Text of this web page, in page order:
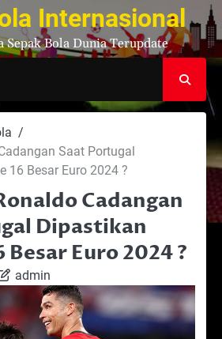
Internasional
Sepak Bola Dunia Terupdate
Saat Portugal
16 Besar Euro 2024 ?
Cadangan
Dipastikan
Besar Euro 2024 ?
admin